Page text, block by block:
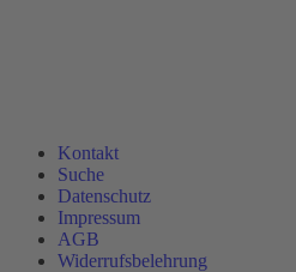
Kontakt
Suche
Datenschutz
Impressum
AGB
Widerrufsbelehrung